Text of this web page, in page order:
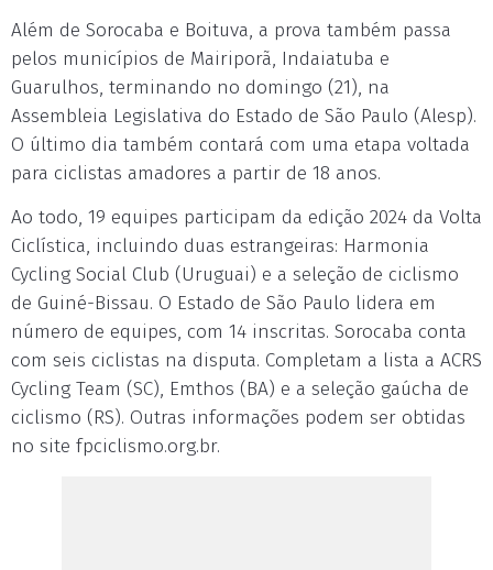
Além de Sorocaba e Boituva, a prova também passa
pelos municípios de Mairiporã, Indaiatuba e
Guarulhos, terminando no domingo (21), na
Assembleia Legislativa do Estado de São Paulo (Alesp).
O último dia também contará com uma etapa voltada
para ciclistas amadores a partir de 18 anos.
Ao todo, 19 equipes participam da edição 2024 da Volta
Ciclística, incluindo duas estrangeiras: Harmonia
Cycling Social Club (Uruguai) e a seleção de ciclismo
de Guiné-Bissau. O Estado de São Paulo lidera em
número de equipes, com 14 inscritas. Sorocaba conta
com seis ciclistas na disputa. Completam a lista a ACRS
Cycling Team (SC), Emthos (BA) e a seleção gaúcha de
ciclismo (RS). Outras informações podem ser obtidas
no site fpciclismo.org.br.